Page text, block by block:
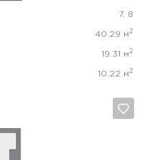
7, 8
40.29 м 2
19.31 м 2
10.22 м 2